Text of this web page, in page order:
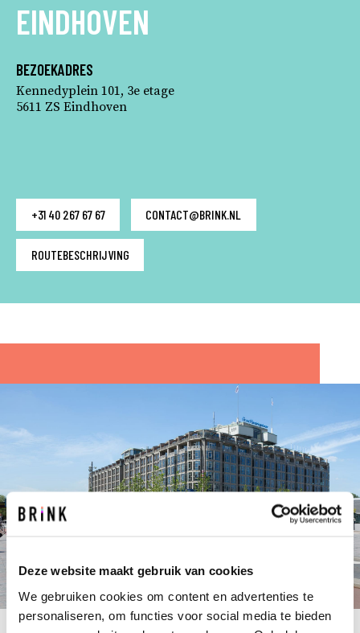
Deze website maakt gebruik van cookies
We gebruiken cookies om content en advertenties te
personaliseren, om functies voor social media te bieden
EINDHOVEN
BEZOEKADRES
Kennedyplein 101, 3e etage
5611 ZS Eindhoven
+31 40 267 67 67 CONTACT@BRINK.NL
ROUTEBESCHRIJVING